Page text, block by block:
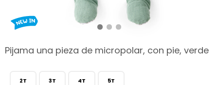
Pijama una pieza de micropolar, con pie, verde
2T 3T 4T 5T